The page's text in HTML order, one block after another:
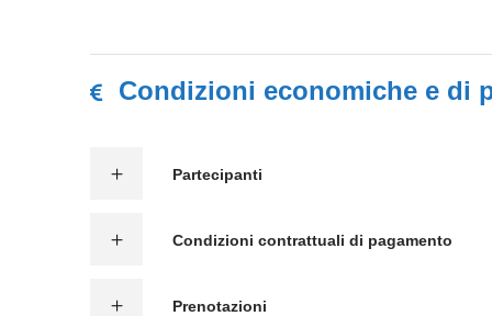
Condizioni economiche e di
Partecipanti
Condizioni contrattuali di pagamento
Prenotazioni